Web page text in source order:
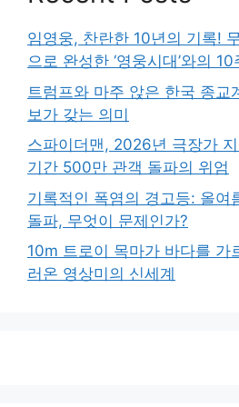
임영웅, 찬란한 10년의 기록!
으로 완성한 ‘영웅시대’와의 10
트럼프와 마주 앉은 한국 종교
보가 갖는 의미
스파이더맨, 2026년 극장가
기간 500만 관객 돌파의 위엄
기록적인 폭염의 경고등: 올여
돌파, 무엇이 문제인가?
10m 트로이 목마가 바다를 가
러온 영상미의 신세계